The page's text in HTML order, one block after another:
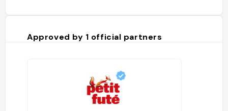
Approved by 1 official partners